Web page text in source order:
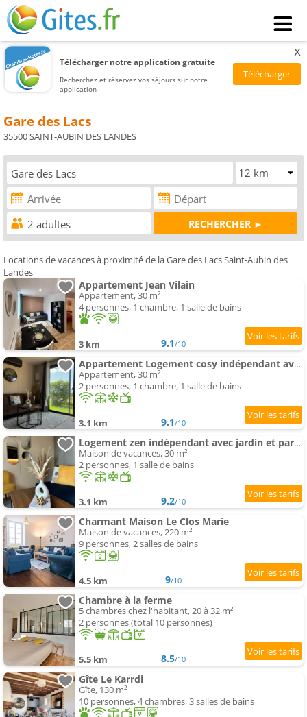
Télécharger notre application gratuite
Recherchez et réservez vos séjours sur notre
application
x
Gare des Lacs
35500 SAINT-AUBIN DES LANDES
Locations de vacances à proximité de la Gare des Lacs Saint-Aubin des
Landes
Appartement Jean Vilain
Appartement, 30 m²
4 personnes, 1 chambre, 1 salle de bains
3 km 9.1/10
Appartement Logement cosy indépendant avec jardin et Parking
Appartement, 30 m²
2 personnes, 1 chambre, 1 salle de bains
3.1 km 9.1/10
Logement zen indépendant avec jardin et parking
Maison de vacances, 30 m²
2 personnes, 1 salle de bains
3.1 km 9.2/10
Charmant Maison Le Clos Marie
Maison de vacances, 220 m²
9 personnes, 2 salles de bains
4.5 km 9/10
Chambre à la ferme
5 chambres chez l'habitant, 20 à 32 m²
2 personnes (total 10 personnes)
5.5 km 8.5/10
Gîte Le Karrdi
Gîte, 130 m²
10 personnes, 4 chambres, 3 salles de bains